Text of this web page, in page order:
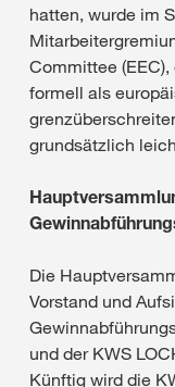
hatten, wurde im
Committee
formell als
grundsätzlich
Die
Vorstand und
und der KWS
Künftig wird die